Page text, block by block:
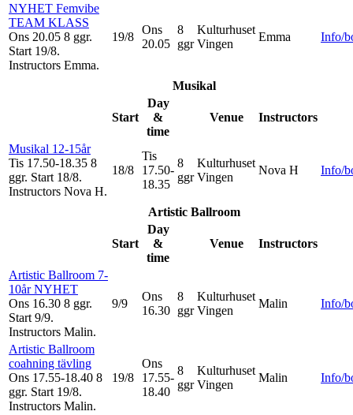
NYHET Femvibe
TEAM KLASS
Ons 20.05 8 ggr.
Start 19/8.
Instructors Emma.
19/8
Ons
20.05
8
ggr
Kulturhuset
Vingen
Emma Info/
Musikal
Start
Day
&
time
Venue Instructors
Musikal 12-15år
Tis 17.50-18.35 8
ggr. Start 18/8.
Instructors Nova H.
18/8
Tis
17.50-
18.35
8
ggr
Kulturhuset
Vingen
Nova H Info/
Artistic Ballroom
Start
Day
&
time
Venue Instructors
Artistic Ballroom 7-
10år NYHET
Ons 16.30 8 ggr.
Start 9/9.
Instructors Malin.
9/9
Ons
16.30
8
ggr
Kulturhuset
Vingen
Malin Info/
Artistic Ballroom
coahning tävling
Ons 17.55-18.40 8
ggr. Start 19/8.
Instructors Malin.
19/8
Ons
17.55-
18.40
8
ggr
Kulturhuset
Vingen
Malin Info/